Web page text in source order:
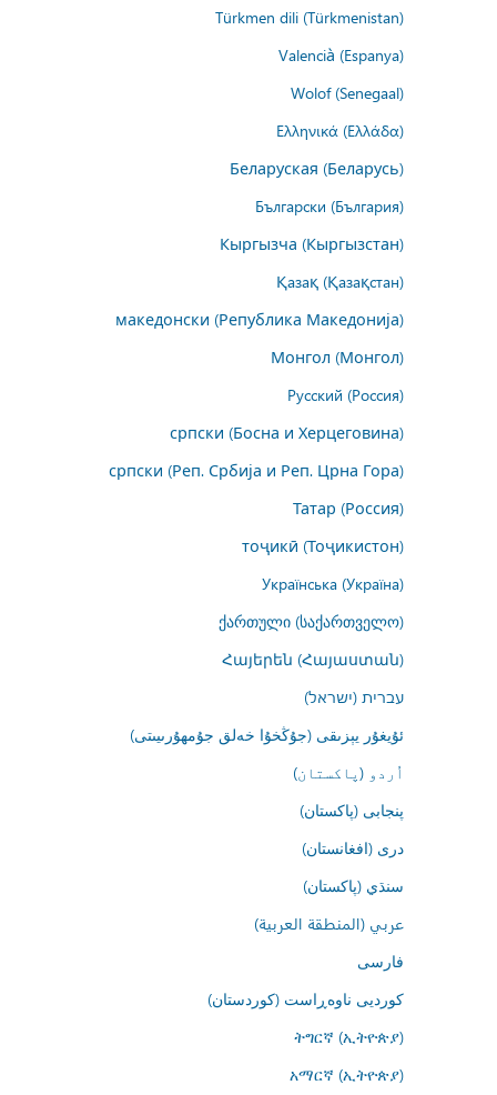
Türkmen dili (Türkmenistan)
Valencià (Espanya)
Wolof (Senegaal)
Ελληνικά (Ελλάδα)
Беларуская (Беларусь)
Български (България)
Кыргызча (Кыргызстан)
Қазақ (Қазақстан)
македонски (Република Македонија)
Монгол (Монгол)
Русский (Россия)
српски (Босна и Херцеговина)
српски (Реп. Србија и Реп. Црна Гора)
Татар (Россия)
тоҷикӣ (Тоҷикистон)
Українська (Україна)
ქართული (საქართველო)
Հայերեն (Հայաստան)
עברית (ישראל)
ئۇيغۇر يېزىقى (جۇڭخۇا خەلق جۇمھۇرىيىتى)
اُردو (پاکستان)
پنجابی (پاکستان)
درى (افغانستان)
سنڌي (پاکستان)
عربي (المنطقة العربية)
فارسى
کوردیی ناوەڕاست (کوردستان)
ትግርኛ (ኢትዮጵያ)
አማርኛ (ኢትዮጵያ)